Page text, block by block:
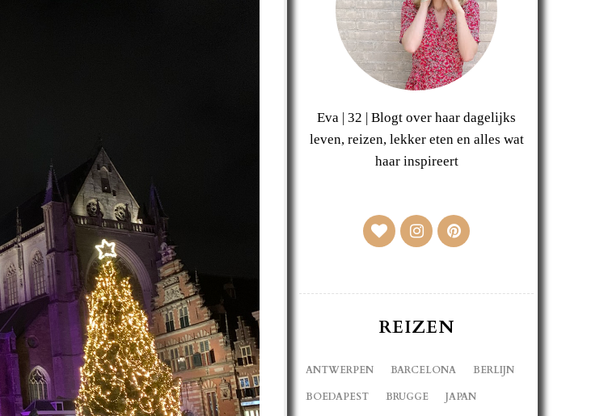
Eva | 32 | Blogt over haar dagelijks
leven, reizen, lekker eten en alles wat
haar inspireert
REIZEN
ANTWERPEN BARCELONA BERLIJN
BOEDAPEST BRUGGE JAPAN